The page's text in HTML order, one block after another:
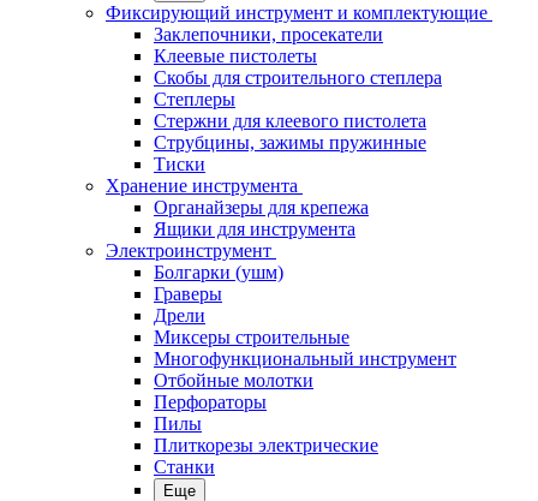
Фиксирующий инструмент и комплектующие
Заклепочники, просекатели
Клеевые пистолеты
Скобы для строительного степлера
Степлеры
Стержни для клеевого пистолета
Струбцины, зажимы пружинные
Тиски
Хранение инструмента
Органайзеры для крепежа
Ящики для инструмента
Электроинструмент
Болгарки (ушм)
Граверы
Дрели
Миксеры строительные
Многофункциональный инструмент
Отбойные молотки
Перфораторы
Пилы
Плиткорезы электрические
Станки
Еще